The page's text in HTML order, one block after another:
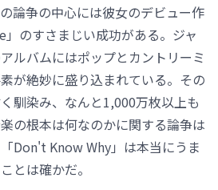
論争の中心には彼女のデビュー作
」のすさまじい成功がある。ジャ
ルバムにはポップとカントリーミ
が絶妙に盛り込まれている。その
馴染み、なんと1,000万枚以上も
の根本は何なのかに関する論争は
Don't Know Why」は本当にうま
とは確かだ。